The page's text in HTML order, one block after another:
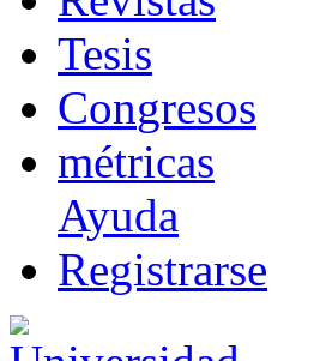
Tesis
Congresos
métricas
Ayuda
Registrarse